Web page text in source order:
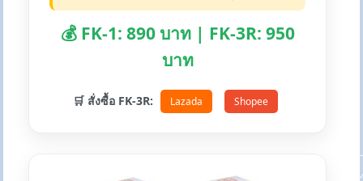
💰 FK-1: 890 บาท | FK-3R: 950
บาท
🛒 สั่งซื้อ FK-3R: Lazada Shopee